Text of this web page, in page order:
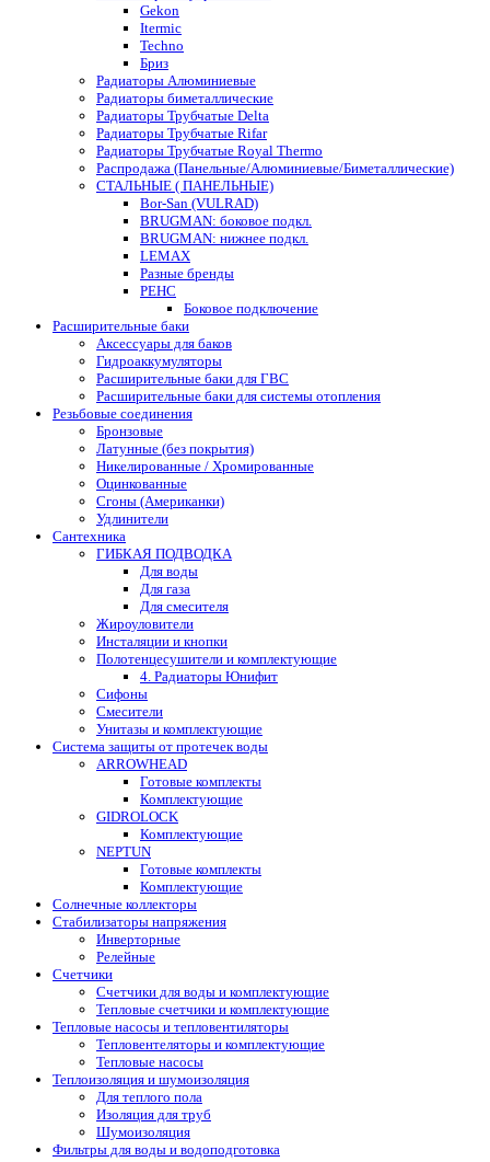
Gekon
Itermic
Techno
Бриз
Радиаторы Алюминиевые
Радиаторы биметаллические
Радиаторы Трубчатые Delta
Радиаторы Трубчатые Rifar
Радиаторы Трубчатые Royal Thermo
Распродажа (Панельные/Алюминиевые/Биметаллические)
СТАЛЬНЫЕ ( ПАНЕЛЬНЫЕ)
Bor-San (VULRAD)
BRUGMAN: боковое подкл.
BRUGMAN: нижнее подкл.
LEMAX
Разные бренды
РЕНС
Боковое подключение
Расширительные баки
Аксессуары для баков
Гидроаккумуляторы
Расширительные баки для ГВС
Расширительные баки для системы отопления
Резьбовые соединения
Бронзовые
Латунные (без покрытия)
Никелированные / Хромированные
Оцинкованные
Сгоны (Американки)
Удлинители
Сантехника
ГИБКАЯ ПОДВОДКА
Для воды
Для газа
Для смесителя
Жироуловители
Инсталяции и кнопки
Полотенцесушители и комплектующие
4. Радиаторы Юнифит
Сифоны
Смесители
Унитазы и комплектующие
Система защиты от протечек воды
ARROWHEAD
Готовые комплекты
Комплектующие
GIDROLOCK
Комплектующие
NEPTUN
Готовые комплекты
Комплектующие
Солнечные коллекторы
Стабилизаторы напряжения
Инверторные
Релейные
Счетчики
Счетчики для воды и комплектующие
Тепловые счетчики и комплектующие
Тепловые насосы и тепловентиляторы
Тепловентеляторы и комплектующие
Тепловые насосы
Теплоизоляция и шумоизоляция
Для теплого пола
Изоляция для труб
Шумоизоляция
Фильтры для воды и водоподготовка